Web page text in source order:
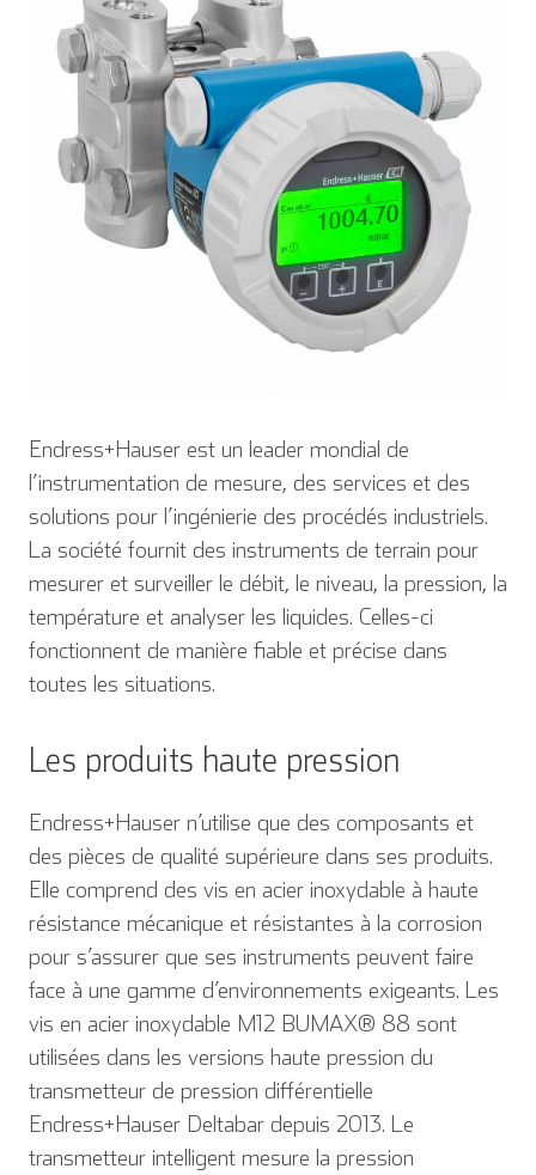
Endress+Hauser est un leader mondial de
l’instrumentation de mesure, des services et des
solutions pour l’ingénierie des procédés industriels.
La société fournit des instruments de terrain pour
mesurer et surveiller le débit, le niveau, la pression, la
température et analyser les liquides. Celles-ci
fonctionnent de manière fiable et précise dans
toutes les situations.
Les produits haute pression
Endress+Hauser n’utilise que des composants et
des pièces de qualité supérieure dans ses produits.
Elle comprend des vis en acier inoxydable à haute
résistance mécanique et résistantes à la corrosion
pour s’assurer que ses instruments peuvent faire
face à une gamme d’environnements exigeants. Les
vis en acier inoxydable M12 BUMAX® 88 sont
utilisées dans les versions haute pression du
transmetteur de pression différentielle
Endress+Hauser Deltabar depuis 2013. Le
transmetteur intelligent mesure la pression